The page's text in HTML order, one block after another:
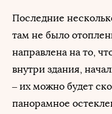
Последние
там не было
направлена на то,
внутри здания,
– их можно будет
панорамное